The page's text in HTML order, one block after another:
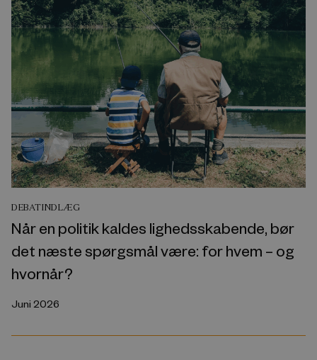
DEBATINDLÆG
Når en politik kaldes lighedsskabende, bør
det næste spørgsmål være: for hvem – og
hvornår?
Juni 2026